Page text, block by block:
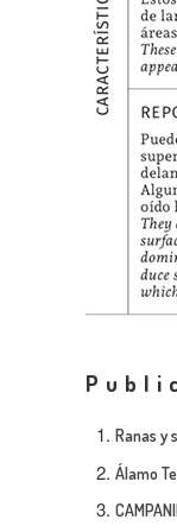
Ranas y
Álamo